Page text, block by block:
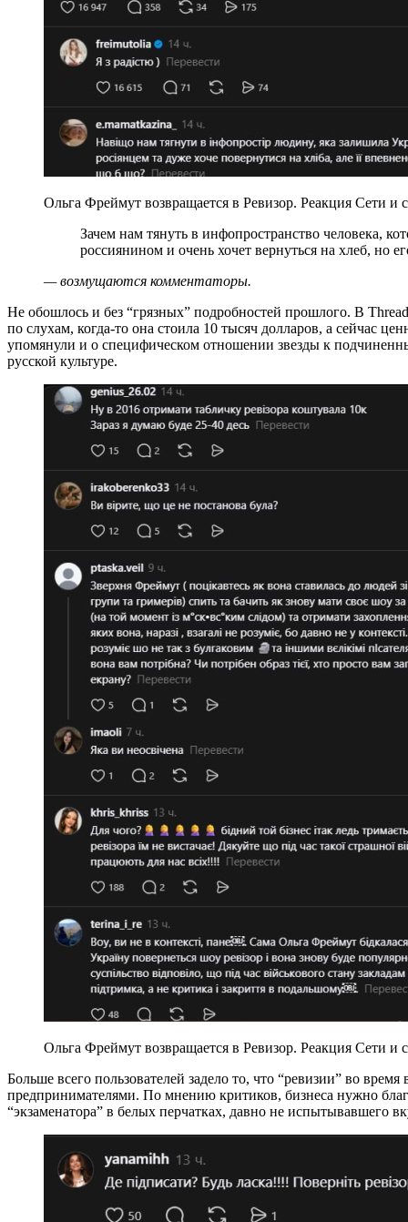
Ольга Фреймут возвращается в Ревизор. Реакция Сети и
Зачем нам тянуть в инфопространство человека, который покинул Украину, живет с
россиянином и очень хочет вернуться на хлеб, но
— возмущаются комментаторы.
Не обошлось и без “грязных” подробностей прошлого. В
по слухам, когда-то она стоила 10 тысяч долларов, а сейчас
упомянули и о специфическом отношении звезды к
русской культуре.
Ольга Фреймут возвращается в Ревизор. Реакция Сети и
Больше всего пользователей задело то, что “ревизии” во
предпринимателями. По мнению критиков, бизнеса нужно
“экзаменатора” в белых перчатках, давно не испытывавшего